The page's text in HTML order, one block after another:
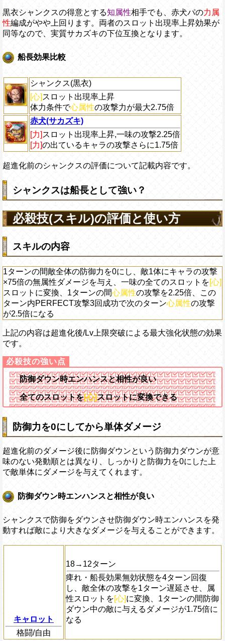
黒衣シャンクスの得意とする知属性相手でも、赤犬パの力属
性編成がやや上回ります。両者のスロット出現率上昇効果が
同等なので、実質サカズキの下位互換となります。
船長効果比較
シャンクス(黒衣)
[心] スロット出現率上昇
体力条件で心属性の攻撃力が最大2.75倍
赤犬(サカズキ)
[力] スロット出現率上昇,一味の攻撃2.25倍
[力]の出ているキャラの攻撃さらに1.75倍
超進化前のシャンクスの評価について記載内容です。
シャンクスは船長として強い？
必殺技(スキル)の評価と使い方
スキルの内容
1ターンの間敵全体の防御力を0にし、敵1体にキャラの攻撃
×75倍の無属性ダメージを与え、一味の全てのスロットを[心]
スロットに変換、1ターンの間心属性の攻撃を2.25倍、この
ターン内PERFECT攻撃3回成功で次のターン心属性の攻撃
が2.5倍になる
上記の内容は超進化後/Lv上限突破による最大強化状態の効果
です。
防御ダウン時エンハンスと相性が良い
全てのスロットを[心]スロットに変換できる
防御力を0にしてから単体ダメージ
超進化前のダメージ後に防御ダウンという防御力ダウンが意
味のない発動順とは異なり、しっかりと防御力を0にした上
で敵単体にダメージを与えてくれます。
防御ダウン時エンハンスと相性が良い
シャンクスで防御をダウンさせ防御ダウン時エンハンスを発
動すれば敵により大きなダメージを与えることができます。
キャロット
格闘/自由
18→12ターン
痺れ・船長効果無効状態を4ターン回復
し、敵全体の攻撃を1ターン遅延させ、属
性スロットを[心]に変換、1ターンの間防御
ダウン中の敵に与えるダメージが1.75倍に
なる